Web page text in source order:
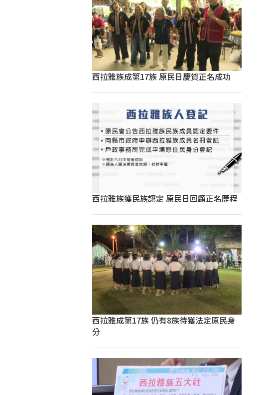
西拉雅族成第17族 原民日慶賀正名成功
西拉雅族獲民族認定 原民日回顧正名歷程
西拉雅成第17族 仍有8族待獲法定原民身
分